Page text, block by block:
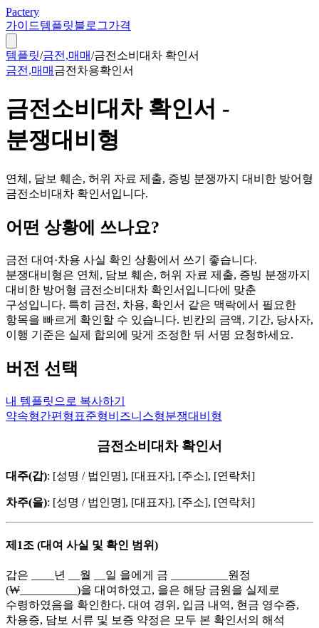
Pactery
가이드템플릿블로그가격
템플릿/금전,매매/금전소비대차 확인서
금전,매매 금전 차용확인서
금전소비대차 확인서 -
분쟁대비형
연체, 담보 훼손, 허위 자료 제출, 증빙 분쟁까지 대비한 방어형
금전소비대차 확인서입니다.
어떤 상황에 쓰나요?
금전 대여·차용 사실 확인 상황에서 쓰기 좋습니다.
분쟁대비형은 연체, 담보 훼손, 허위 자료 제출, 증빙 분쟁까지
대비한 방어형 금전소비대차 확인서입니다에 맞춘
구성입니다. 특히 금전, 차용, 확인서 같은 맥락에서 필요한
항목을 빠르게 확인할 수 있습니다. 빈칸의 금액, 기간, 당사자,
이행 기준은 실제 합의에 맞게 조정한 뒤 서명 요청하세요.
버전 선택
내 템플릿으로 복사하기
약속형간편형 표준형비즈니스형분쟁대비형
금전소비대차 확인서
대주(갑): [성명 / 법인명], [대표자], [주소], [연락처]
차주(을): [성명 / 법인명], [대표자], [주소], [연락처]
제1조 (대여 사실 및 확인 범위)
갑은 ____년 __월 __일 을에게 금 __________원정
(₩__________)을 대여하였고, 을은 해당 금원을 실제로
수령하였음을 확인한다. 대여 경위, 입금 내역, 현금 영수증,
차용증, 담보 서류 및 보증 약정은 모두 본 확인서의 해석